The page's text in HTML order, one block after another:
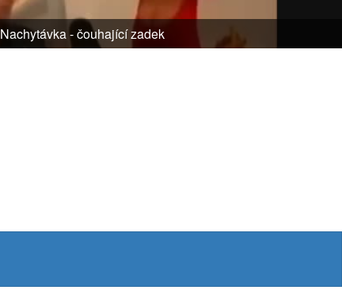
Nachytávka - čouhající zadek